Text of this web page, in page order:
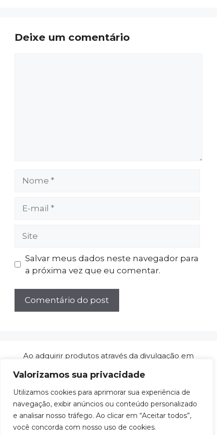
Valorizamos sua privacidade
Utilizamos cookies para aprimorar sua experiência de
navegação, exibir anúncios ou conteúdo personalizado
e analisar nosso tráfego. Ao clicar em “Aceitar todos”,
você concorda com nosso uso de cookies.
Deixe um comentário
mail
Salvar meus dados neste navegador para
a próxima vez que eu comentar.
Ao adquirir produtos através da divulgação em
comissões de afiliado sem custo adicional para
você. Isso não influencia a qualidade das nossas
análises e nos ajuda a manter este projeto no ar.
Política de Privacidade|Termos de Uso |Sobre
Contato| Mapa do Site